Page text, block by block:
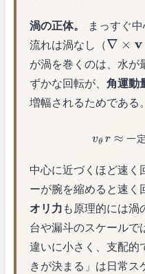
渦の正体。
まっすぐ
流れは渦なし（ ∇× v=0
が渦を巻くのは、水が
ずかな回転が、角運動
増幅されるためである。
一定
vθ
中心に近づくほど速く
ーが腕を縮めると速く
オリ力 も原理的には渦
台や漏斗のスケールで
違いに小さく、支配的
きが決まる」は日常ス